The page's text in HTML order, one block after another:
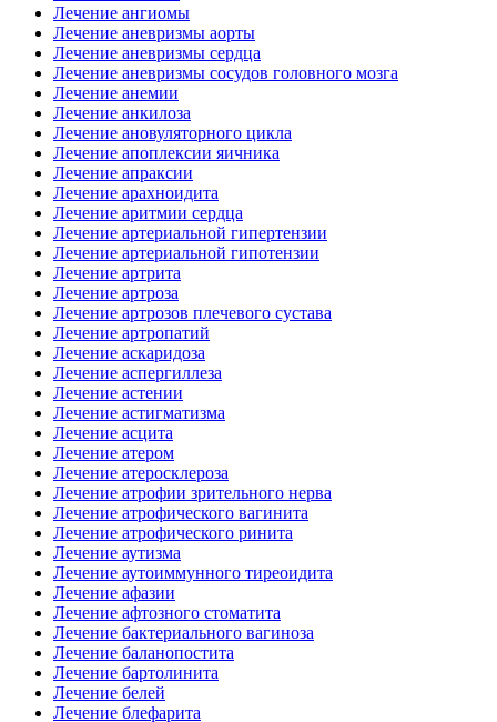
Лечение ангиомы
Лечение аневризмы аорты
Лечение аневризмы сердца
Лечение аневризмы сосудов головного мозга
Лечение анемии
Лечение анкилоза
Лечение ановуляторного цикла
Лечение апоплексии яичника
Лечение апраксии
Лечение арахноидита
Лечение аритмии сердца
Лечение артериальной гипертензии
Лечение артериальной гипотензии
Лечение артрита
Лечение артроза
Лечение артрозов плечевого сустава
Лечение артропатий
Лечение аскаридоза
Лечение аспергиллеза
Лечение астении
Лечение астигматизма
Лечение асцита
Лечение атером
Лечение атеросклероза
Лечение атрофии зрительного нерва
Лечение атрофического вагинита
Лечение атрофического ринита
Лечение аутизма
Лечение аутоиммунного тиреоидита
Лечение афазии
Лечение афтозного стоматита
Лечение бактериального вагиноза
Лечение баланопостита
Лечение бартолинита
Лечение белей
Лечение блефарита